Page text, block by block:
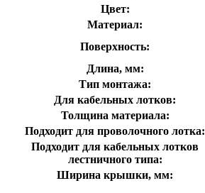
Цвет:
Материал:
Поверхность:
Длина, мм:
Тип монтажа:
Для кабельных лотков:
Толщина материала:
Подходит для проволочного лотка:
Подходит для кабельных лотков
лестничного типа:
Ширина крышки, мм: